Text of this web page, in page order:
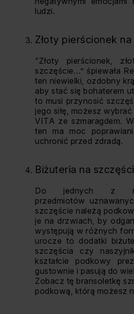
ludzi.
Złoty pierścionek
“Złoty pierścionek,
szczęście…” śpiewała
ten niewielki, ozdobny
aby stać się bohaterem
to musi przynosić
jego siłę, możesz
VITA ze szmaragdem.
ten ma moc
uchronić przed zdradą.
Biżuteria na
Do jednych z
przedmiotów
szczęście należą
je na drzwiach, by
występują w różnych
urocze to dodatki
szczęścia czy
kształcie podkowy
gustownie i pasują do
Zobacz tę bransoletkę
podkową, którą możesz